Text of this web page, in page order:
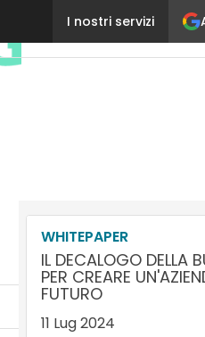
I nostri servizi
Quanto vale l’Internet
WHITEPAPER
IL DECALOGO DELLA
PER CREARE
FUTURO
11 Lug 2024